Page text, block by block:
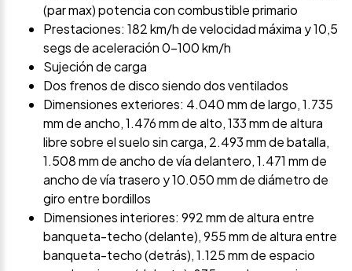
(par max) potencia con combustible primario
Prestaciones: 182 km/h de velocidad máxima y 10,5
segs de aceleración 0-100 km/h
Sujeción de carga
Dos frenos de disco siendo dos ventilados
Dimensiones exteriores: 4.040 mm de largo, 1.735
mm de ancho, 1.476 mm de alto, 133 mm de altura
libre sobre el suelo sin carga, 2.493 mm de batalla,
1.508 mm de ancho de vía delantero, 1.471 mm de
ancho de vía trasero y 10.050 mm de diámetro de
giro entre bordillos
Dimensiones interiores: 992 mm de altura entre
banqueta-techo (delante), 955 mm de altura entre
banqueta-techo (detrás), 1.125 mm de espacio